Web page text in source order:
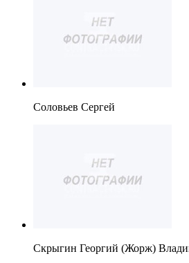
Соловьев Сергей
Скрыгин Георгий (Жорж)